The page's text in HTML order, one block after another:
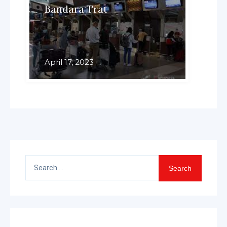
Bandara Trat
April 17, 2023
for: